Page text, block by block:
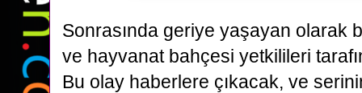
Sonrasında geriye yaşayan olarak
ve hayvanat bahçesi yetkilileri
Bu olay haberlere çıkacak, ve